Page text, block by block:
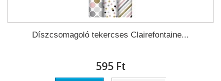
Díszcsomagoló tekercses Clairefontaine...
595 Ft‎